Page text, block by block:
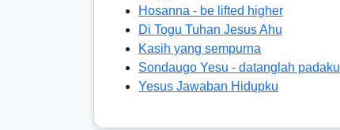
Hosanna - be lifted higher
Di Togu Tuhan Jesus Ahu
Kasih yang sempurna
Sondaugo Yesu - datanglah padaku
Yesus Jawaban Hidupku